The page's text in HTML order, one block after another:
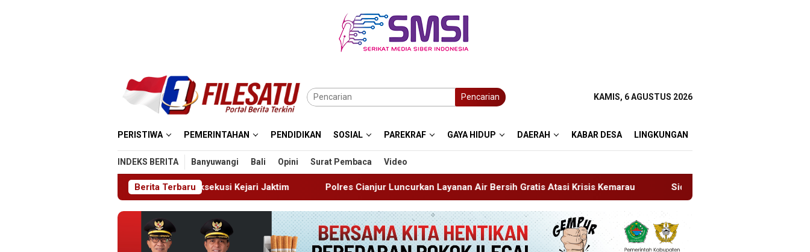
Pencarian KAMIS, 6 AGUSTUS 2026
PERISTIWA PEMERINTAHAN PENDIDIKAN SOSIAL PAREKRAF GAYA HIDUP DAERAH KABAR DESA LINGKUNGAN
INDEKS BERITA Banyuwangi Bali Opini Surat Pembaca Video
Berita Terbaru
Chalas Kromoto Dieksekusi Kejari Jaktim Polres Cianjur Luncurkan Layanan Air Bersih Gratis Atasi Krisis Kemarau Sidang Tipiring, Penjual Miras Hasil Razia Divonis